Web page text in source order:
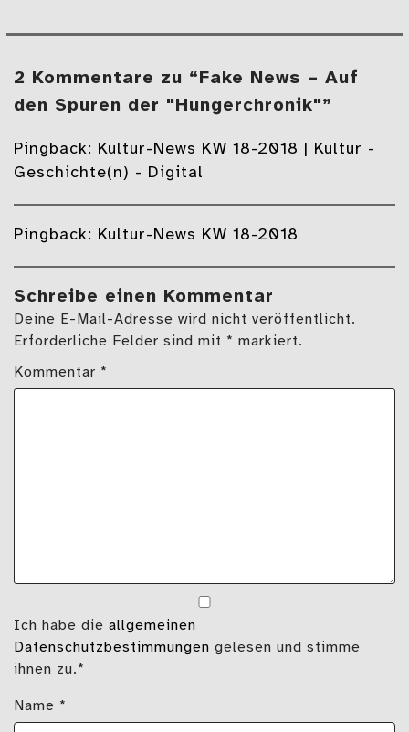
2 Kommentare zu “Fake News – Auf
den Spuren der "Hungerchronik"”
Pingback: Kultur-News KW 18-2018 | Kultur -
Geschichte(n) - Digital
Pingback: Kultur-News KW 18-2018
Schreibe einen Kommentar
Deine E-Mail-Adresse wird nicht veröffentlicht.
Erforderliche Felder sind mit * markiert.
Kommentar *
Ich habe die allgemeinen
Datenschutzbestimmungen gelesen und stimme
ihnen zu.*
Name *